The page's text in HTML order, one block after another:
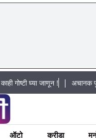
जाणून !|अचानक पूराचा
ऑटो क्रीडा